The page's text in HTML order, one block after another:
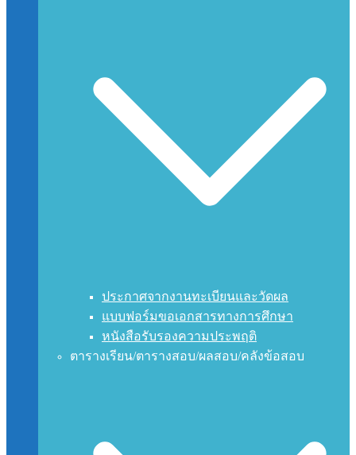
ประกาศจากงานทะเบียนและวัดผล
แบบฟอร์มขอเอกสารทางการศึกษา
หนังสือรับรองความประพฤติ
ตารางเรียน/ตารางสอบ/ผลสอบ/คลังข้อสอบ